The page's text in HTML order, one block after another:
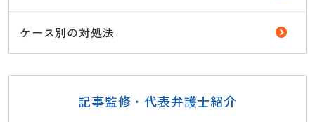
ケース別の対処法
記事監修・代表弁護士紹介